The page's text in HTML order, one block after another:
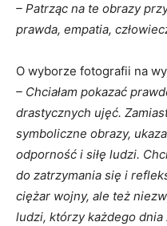
– Patrząc na te obrazy
prawda, empatia,
O wyborze fotografii na
– Chciałam pokazać
drastycznych ujęć.
symboliczne obrazy,
odporność i siłę ludzi.
do zatrzymania się i
ciężar wojny, ale też
ludzi, którzy każdego dnia